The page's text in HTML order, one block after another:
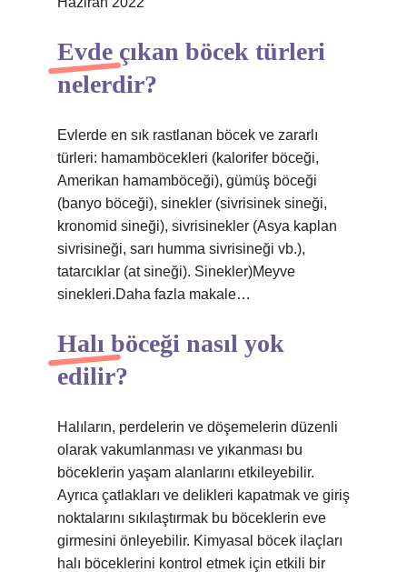
Evde çıkan böcek türleri
nelerdir?
Evlerde en sık rastlanan böcek ve zararlı
türleri: hamamböcekleri (kalorifer böceği,
Amerikan hamamböceği), gümüş böceği
(banyo böceği), sinekler (sivrisinek sineği,
kronomid sineği), sivrisinekler (Asya kaplan
sivrisineği, sarı humma sivrisineği vb.),
tatarcıklar (at sineği). Sinekler)Meyve
sinekleri.Daha fazla makale…
Halı böceği nasıl yok
edilir?
Halıların, perdelerin ve döşemelerin düzenli
olarak vakumlanması ve yıkanması bu
böceklerin yaşam alanlarını etkileyebilir.
Ayrıca çatlakları ve delikleri kapatmak ve giriş
noktalarını sıkılaştırmak bu böceklerin eve
girmesini önleyebilir. Kimyasal böcek ilaçları
halı böceklerini kontrol etmek için etkili bir